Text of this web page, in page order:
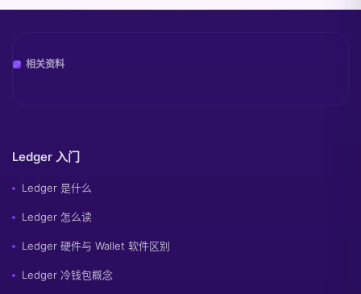
相关资料
Ledger 入门
Ledger 是什么
Ledger 怎么读
Ledger 硬件与 Wallet 软件区别
Ledger 冷钱包概念